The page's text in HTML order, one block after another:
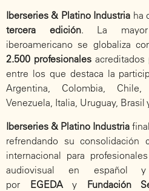
Iberseries & Platino Industria ha
tercera edición. La mayor
iberoamericano se globaliza
2.500 profesionales acreditados
entre los que destaca la
Argentina, Colombia,
Venezuela, Italia, Uruguay, Brasil
Iberseries & Platino Industria
refrendando su consolidación
internacional para
audiovisual en español y
por EGEDAy Fundación